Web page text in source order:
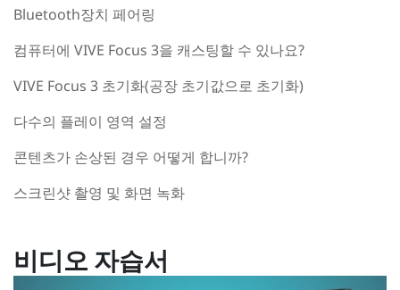
Bluetooth장치 페어링
컴퓨터에 VIVE Focus 3을 캐스팅할 수 있나요?
VIVE Focus 3 초기화(공장 초기값으로 초기화)
다수의 플레이 영역 설정
콘텐츠가 손상된 경우 어떻게 합니까?
스크린샷 촬영 및 화면 녹화
비디오 자습서